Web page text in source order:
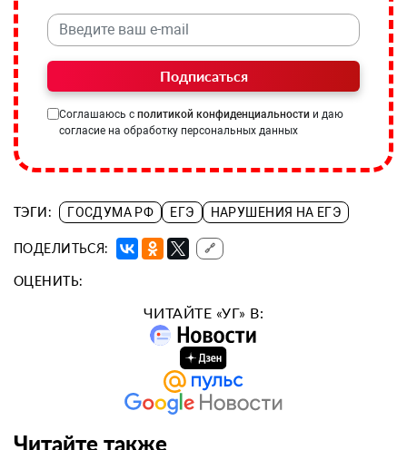
Подписаться
Соглашаюсь с политикой конфиденциальности и даю
согласие на обработку персональных данных
ТЭГИ: ГОСДУМА РФ ЕГЭ НАРУШЕНИЯ НА ЕГЭ
ПОДЕЛИТЬСЯ: 🔗
ОЦЕНИТЬ:
ЧИТАЙТЕ «УГ» В:
Читайте также